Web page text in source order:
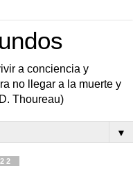
a conciencia y
no llegar a la muerte y
Thoureau)
▼